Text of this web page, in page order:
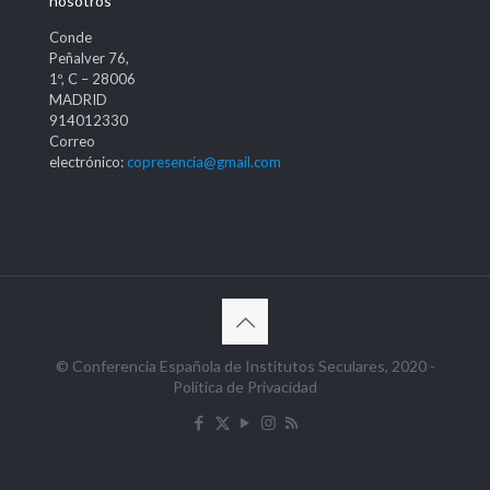
Conde
Peñalver 76,
1º, C – 28006
MADRID
914012330
Correo
electrónico:copresencia@gmail.com
© Conferencia Española de Institutos Seculares, 2020 -
Política de Privacidad